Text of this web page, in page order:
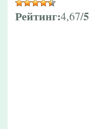
Рейтинг:4,67/5